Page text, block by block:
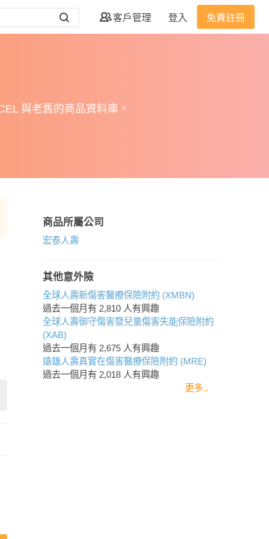
客戶管理 登入 免費註冊
與老舊的商品資料庫。
商品所屬公司
宏泰人壽
其他意外險
全球人壽新傷害醫療保險附約 (XMBN)
過去一個月有 2,810 人有興趣
全球人壽御守傷害暨兒童傷害失能保險附約
(XAB)
過去一個月有 2,675 人有興趣
遠雄人壽真實在傷害醫療保險附約 (MRE)
過去一個月有 2,018 人有興趣
更多..